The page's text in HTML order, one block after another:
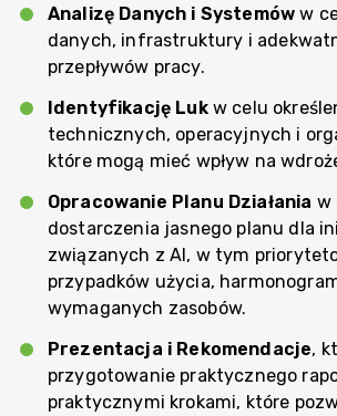
Analizę Danych i Systemów w
danych, infrastruktury i
przepływów pracy.
Identyfikację Lukw celu
technicznych, operacyjnych i
które mogą mieć wpływ na
Opracowanie Planu Działania w
dostarczenia jasnego planu dla
związanych z AI, w tym
przypadków użycia,
wymaganych zasobów.
Prezentacja i Rekomendacje,
przygotowanie praktycznego
praktycznymi krokami, które